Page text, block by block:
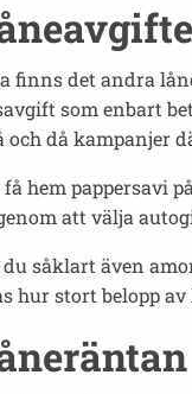
finns det andra
som enbart
och då kampanjer
hem pappersavi
att välja
du såklart även
hur stort belopp